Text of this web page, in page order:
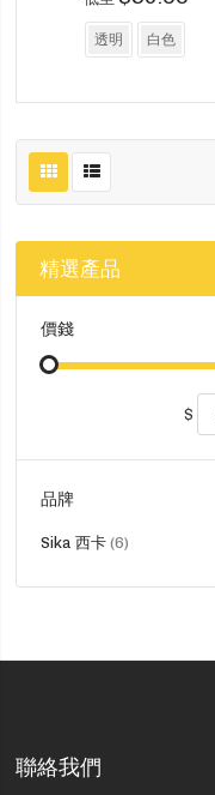
透明 白色
精選產品
價錢
$
品牌
Sika 西卡 6貨
聯絡我們